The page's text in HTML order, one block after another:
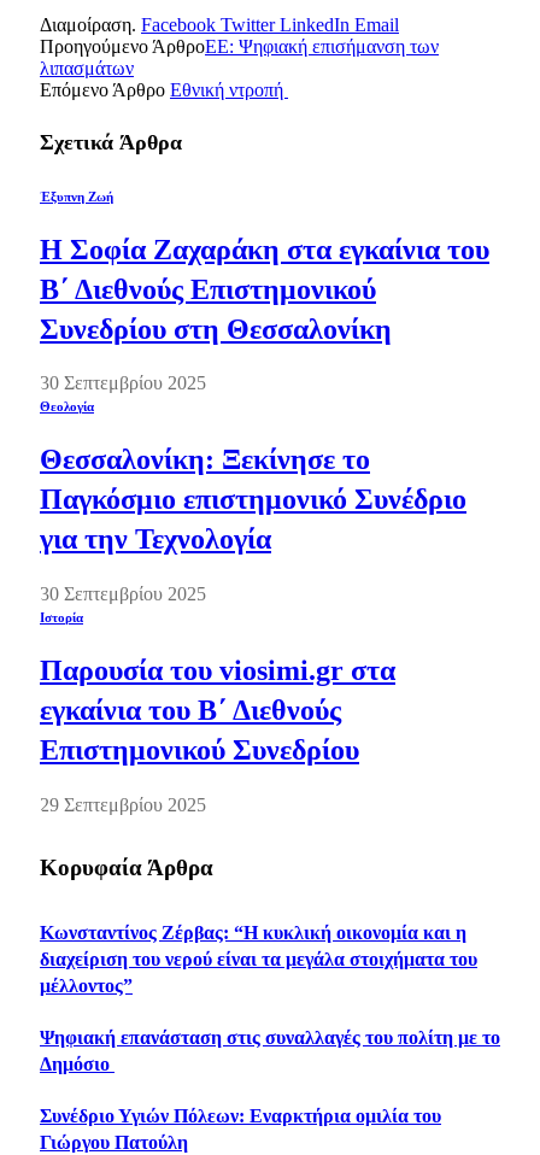
Διαμοίραση. Facebook Twitter LinkedIn Email
Προηγούμενο ΆρθροEE: Ψηφιακή επισήμανση των
λιπασμάτων
Επόμενο Άρθρο Εθνική ντροπή
Σχετικά Άρθρα
Έξυπνη Ζωή
Η Σοφία Ζαχαράκη στα εγκαίνια του
Β΄ Διεθνούς Επιστημονικού
Συνεδρίου στη Θεσσαλονίκη
30 Σεπτεμβρίου 2025
Θεολογία
Θεσσαλονίκη: Ξεκίνησε το
Παγκόσμιο επιστημονικό Συνέδριο
για την Τεχνολογία
30 Σεπτεμβρίου 2025
Ιστορία
Παρουσία του viosimi.gr στα
εγκαίνια του Β΄ Διεθνούς
Επιστημονικού Συνεδρίου
29 Σεπτεμβρίου 2025
Κορυφαία Άρθρα
Κωνσταντίνος Ζέρβας: “Η κυκλική οικονομία και η
διαχείριση του νερού είναι τα μεγάλα στοιχήματα του
μέλλοντος”
Ψηφιακή επανάσταση στις συναλλαγές του πολίτη με το
Δημόσιο
Συνέδριο Υγιών Πόλεων: Εναρκτήρια ομιλία του
Γιώργου Πατούλη